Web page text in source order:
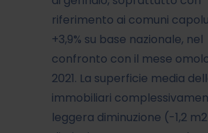
riferimento ai comuni
+3,9% su base nazionale, nel
confronto con il mese
2021. La superficie media
immobiliari
leggera diminuzione (-1,2